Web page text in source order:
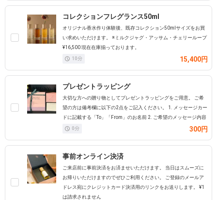
コレクションフレグランス50ml
オリジナル香水作り体験後、既存コレクション50mlサイズをお買
い求めいただけます。 ※ミルクジャグ・アッサム・チェリーループ
¥16,500 現在在庫揃っております。
10分 15,400円
プレゼントラッピング
大切な方への贈り物としてプレゼントラッピングをご用意。 ご希
望の方は備考欄に以下の2点をご記入ください。 1. メッセージカー
ドに記載する「To」「From」のお名前 2. ご希望のメッセージ内容
0分 300円
事前オンライン決済
ご来店前に事前決済をお済ませいただけます。 当日はスムーズに
お帰りいただけますのでぜひご利用ください。 ご登録のメールア
ドレス宛にクレジットカード決済用のリンクをお送りします。 ¥1
は請求されません